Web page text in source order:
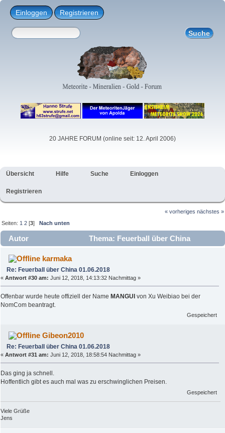
Einloggen Registrieren
20 JAHRE FORUM (online seit: 12. April 2006)
Übersicht Hilfe Suche Einloggen
Registrieren
« vorheriges nächstes »
Seiten: 1 2 [3]Nach unten
Autor
Thema: Feuerball über China
01.06.2018 (Gelesen 15784 mal)
karmaka
Re: Feuerball über China 01.06.2018
« Antwort #30 am: Juni 12, 2018, 14:13:32 Nachmittag »
Offenbar wurde heute offiziell der Name MANGUI von Xu Weibiao bei der
NomCom beantragt.
Gespeichert
Gibeon2010
Re: Feuerball über China 01.06.2018
« Antwort #31 am: Juni 12, 2018, 18:58:54 Nachmittag »
Das ging ja schnell.
Hoffentlich gibt es auch mal was zu erschwinglichen Preisen.
Gespeichert
Viele Grüße
Jens